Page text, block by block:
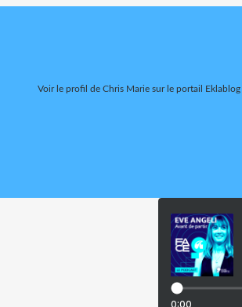
Voir le profil de Chris Mariesur le portail Eklablog
0:00